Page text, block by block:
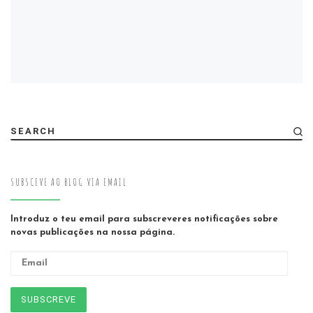
SEARCH
SUBSCEVE AO BLOG VIA EMAIL
Introduz o teu email para subscreveres notificações sobre
novas publicações na nossa página.
SUBSCREVE